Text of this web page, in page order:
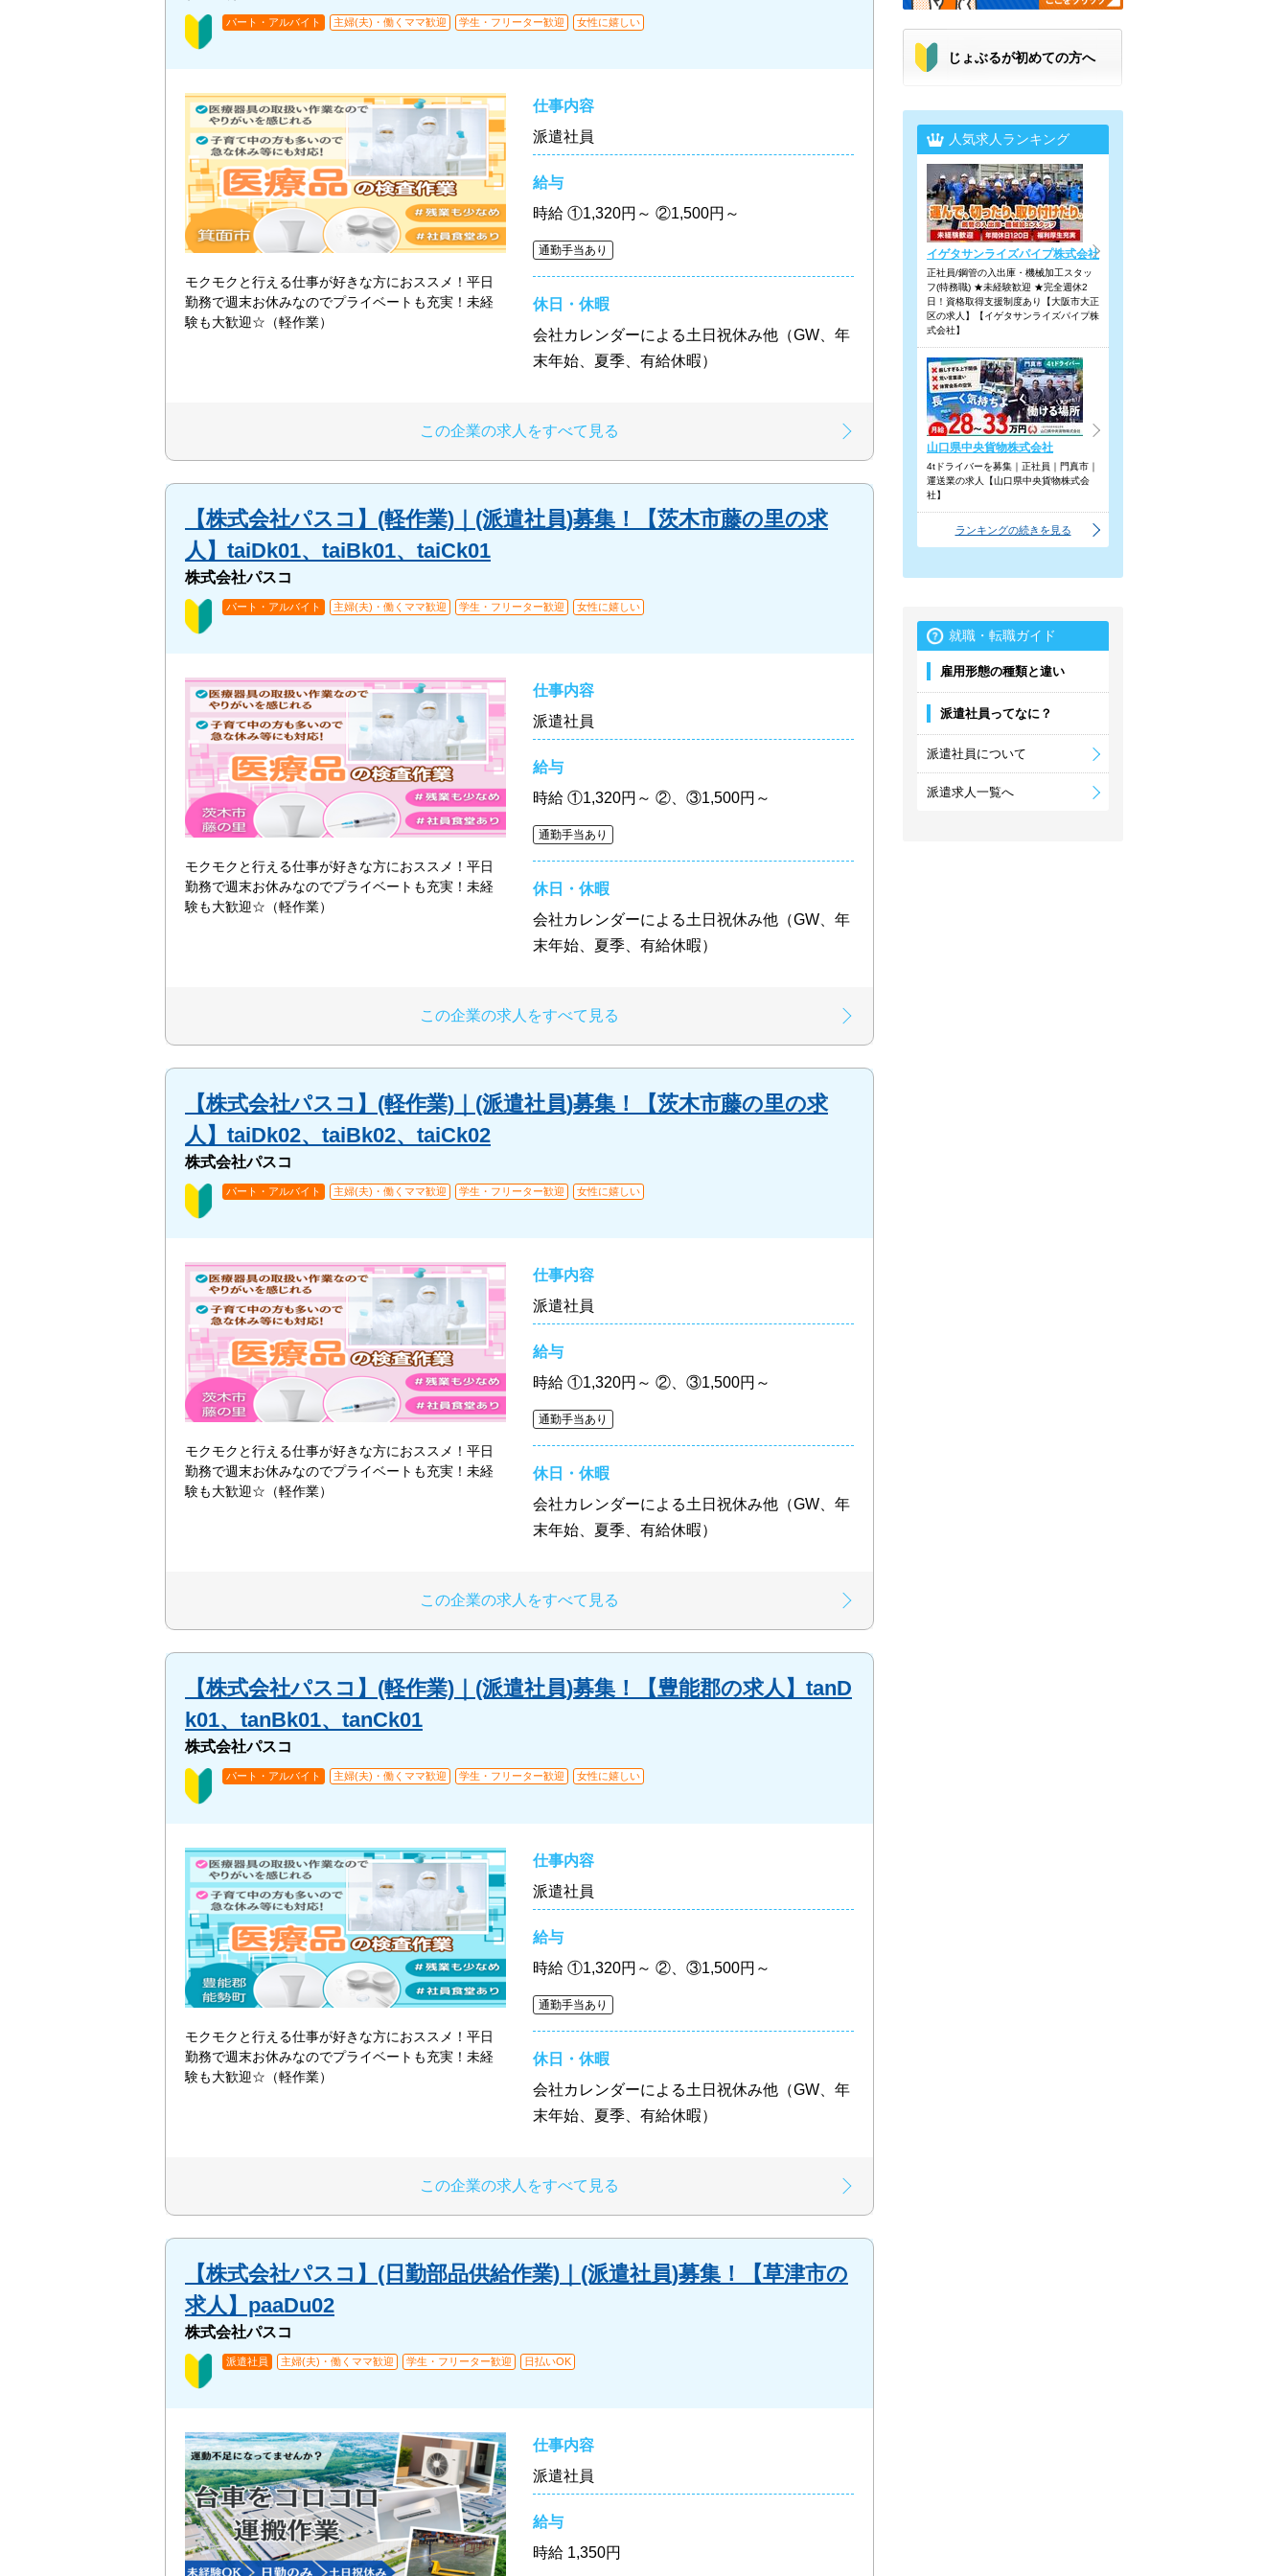
パート・アルバイト 主婦(夫)・働くママ歓迎 学生・フリーター歓迎 女性に嬉しい
モクモクと行える仕事が好きな方におススメ！平日
勤務で週末お休みなのでプライベートも充実！未経
験も大歓迎☆（軽作業）
仕事内容
派遣社員
給与
時給 ①1,320円～ ②1,500円～
通勤手当あり
休日・休暇
会社カレンダーによる土日祝休み他（GW、年
末年始、夏季、有給休暇）
この企業の求人をすべて見る
【株式会社パスコ】(軽作業)｜(派遣社員)募集！【茨木市藤の里の求
人】taiDk01、taiBk01、taiCk01
株式会社パスコ
パート・アルバイト 主婦(夫)・働くママ歓迎 学生・フリーター歓迎 女性に嬉しい
モクモクと行える仕事が好きな方におススメ！平日
勤務で週末お休みなのでプライベートも充実！未経
験も大歓迎☆（軽作業）
仕事内容
派遣社員
給与
時給 ①1,320円～ ②、③1,500円～
通勤手当あり
休日・休暇
会社カレンダーによる土日祝休み他（GW、年
末年始、夏季、有給休暇）
この企業の求人をすべて見る
【株式会社パスコ】(軽作業)｜(派遣社員)募集！【茨木市藤の里の求
人】taiDk02、taiBk02、taiCk02
株式会社パスコ
パート・アルバイト 主婦(夫)・働くママ歓迎 学生・フリーター歓迎 女性に嬉しい
モクモクと行える仕事が好きな方におススメ！平日
勤務で週末お休みなのでプライベートも充実！未経
験も大歓迎☆（軽作業）
仕事内容
派遣社員
給与
時給 ①1,320円～ ②、③1,500円～
通勤手当あり
休日・休暇
会社カレンダーによる土日祝休み他（GW、年
末年始、夏季、有給休暇）
この企業の求人をすべて見る
【株式会社パスコ】(軽作業)｜(派遣社員)募集！【豊能郡の求人】tanD
k01、tanBk01、tanCk01
株式会社パスコ
パート・アルバイト 主婦(夫)・働くママ歓迎 学生・フリーター歓迎 女性に嬉しい
モクモクと行える仕事が好きな方におススメ！平日
勤務で週末お休みなのでプライベートも充実！未経
験も大歓迎☆（軽作業）
仕事内容
派遣社員
給与
時給 ①1,320円～ ②、③1,500円～
通勤手当あり
休日・休暇
会社カレンダーによる土日祝休み他（GW、年
末年始、夏季、有給休暇）
この企業の求人をすべて見る
【株式会社パスコ】(日勤部品供給作業)｜(派遣社員)募集！【草津市の
求人】paaDu02
株式会社パスコ
派遣社員 主婦(夫)・働くママ歓迎 学生・フリーター歓迎 日払いOK
仕事内容
派遣社員
給与
時給 1,350円
じょぶるが初めての方へ
人気求人ランキング
イゲタサンライズパイプ株式会社
正社員/鋼管の入出庫・機械加工スタッ
フ(特務職) ★未経験歓迎 ★完全週休2
日！資格取得支援制度あり【大阪市大正
区の求人】【イゲタサンライズパイプ株
式会社】
山口県中央貨物株式会社
4tドライバーを募集｜正社員｜門真市｜
運送業の求人【山口県中央貨物株式会
社】
ランキングの続きを見る
就職・転職ガイド
雇用形態の種類と違い
派遣社員ってなに？
派遣社員について
派遣求人一覧へ